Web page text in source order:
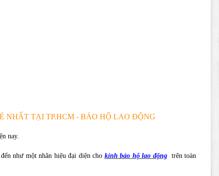
NHẤT TẠI TP.HCM - BẢO HỘ LAO ĐỘNG
nay.
như một nhãn hiệu đại diện cho kính bảo hộ lao độngtrên toàn